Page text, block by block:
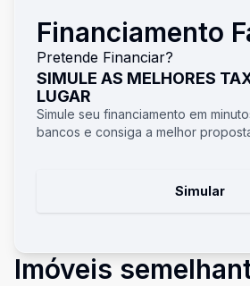
Financiamento
Pretende Financiar?
SIMULE AS MELHORES
LUGAR
Simule seu financiamento em
bancos e consiga a melhor
Simular
Imóveis